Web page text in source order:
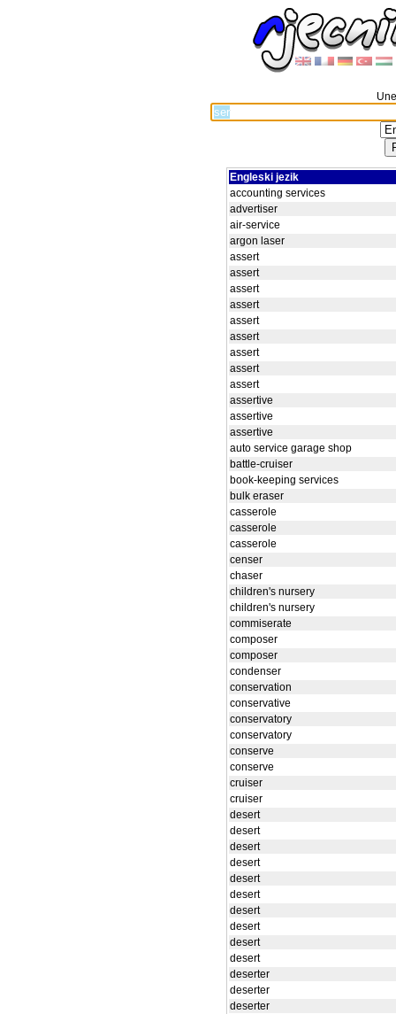
Engleski jezik
accounting services
advertiser
air-service
argon laser
assert
assert
assert
assert
assert
assert
assert
assert
assert
assertive
assertive
assertive
auto service garage shop
battle-cruiser
book-keeping services
bulk eraser
casserole
casserole
casserole
censer
chaser
children's nursery
children's nursery
commiserate
composer
composer
condenser
conservation
conservative
conservatory
conservatory
conserve
conserve
cruiser
cruiser
desert
desert
desert
desert
desert
desert
desert
desert
desert
desert
deserter
deserter
deserter